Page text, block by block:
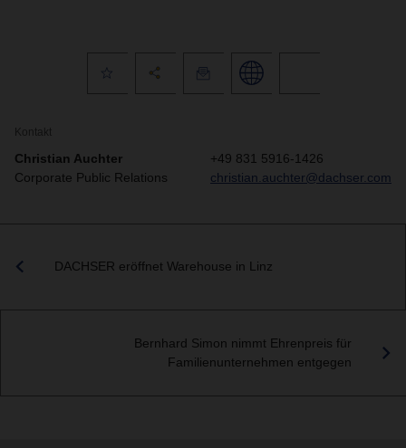
Kontakt
Christian Auchter
Corporate Public Relations
+49 831 5916-1426
christian.auchter@dachser.com
DACHSER eröffnet Warehouse in Linz
Bernhard Simon nimmt Ehrenpreis für
Familienunternehmen entgegen